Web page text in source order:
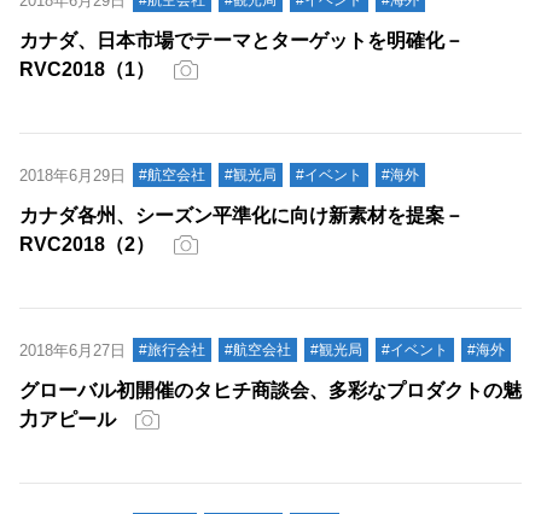
カナダ、日本市場でテーマとターゲットを明確化－
RVC2018（1）
2018年6月29日 #航空会社 #観光局 #イベント #海外
カナダ各州、シーズン平準化に向け新素材を提案－
RVC2018（2）
2018年6月27日 #旅行会社 #航空会社 #観光局 #イベント #海外
グローバル初開催のタヒチ商談会、多彩なプロダクトの魅
力アピール